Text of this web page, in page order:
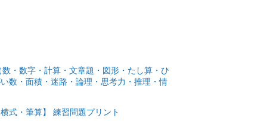
・数字・計算・文章題・図形・たし算・ひ
数・面積・迷路・論理・思考力・推理・情
式・筆算】 練習問題プリント